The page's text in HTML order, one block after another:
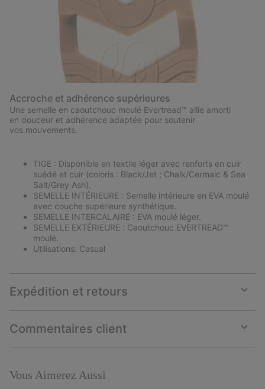
Accroche et adhérence supérieures
Une semelle en caoutchouc moulé Evertread™ allie amorti
en douceur et adhérence adaptée pour soutenir
vos mouvements.
TIGE : Disponible en textile léger avec renforts en cuir
suédé et cuir (coloris : Black/Jet ; Chalk/Cermaic & Sea
Salt/Grey Ash).
SEMELLE INTÉRIEURE : Semelle intérieure en EVA moulé
avec couche supérieure synthétique.
SEMELLE INTERCALAIRE : EVA moulé léger.
SEMELLE EXTÉRIEURE : Caoutchouc EVERTREAD™
moulé.
Utilisations: Casual
Expédition et retours
or
Commentaires client
or
Vous Aimerez Aussi